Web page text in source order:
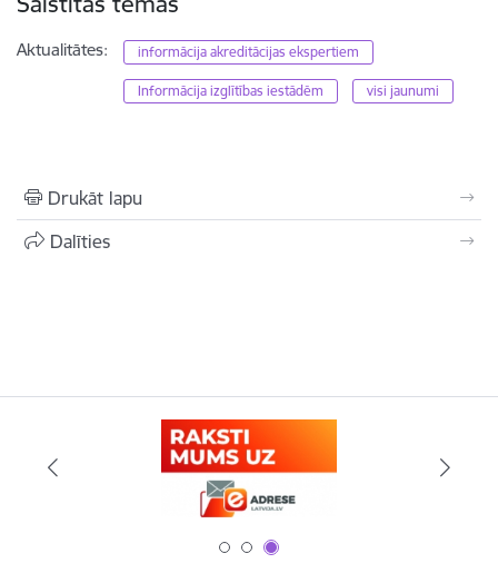
Aktualitātes: informācija akreditācijas ekspertiem
Informācija izglītības iestādēm visi jaunumi
Drukāt lapu
Dalīties